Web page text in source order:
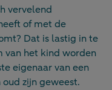
vervelend
of met de
Dat is lastig in te
van het kind worden
eigenaar van een
zijn geweest.